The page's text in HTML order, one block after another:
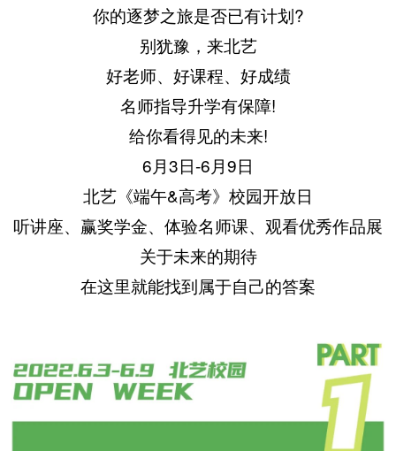
你的逐梦之旅是否已有计划?
别犹豫，来北艺
好老师、好课程、好成绩
名师指导升学有保障!
给你看得见的未来!
6月3日-6月9日
北艺《端午&高考》校园开放日
听讲座、赢奖学金、体验名师课、观看优秀作品展
关于未来的期待
在这里就能找到属于自己的答案